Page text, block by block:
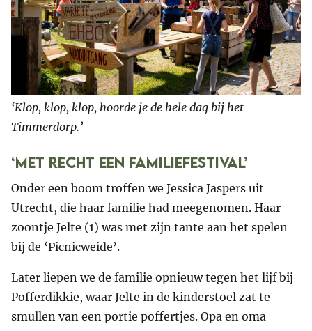
‘Klop, klop, klop, hoorde je de hele dag bij het
Timmerdorp.’
‘Met recht een Familiefestival’
Onder een boom troffen we Jessica Jaspers uit
Utrecht, die haar familie had meegenomen. Haar
zoontje Jelte (1) was met zijn tante aan het spelen
bij de ‘Picnicweide’.
Later liepen we de familie opnieuw tegen het lijf bij
Pofferdikkie, waar Jelte in de kinderstoel zat te
smullen van een portie poffertjes. Opa en oma